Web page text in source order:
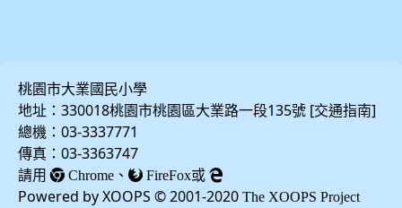
桃園市大業國民小學
地址：330018桃園市桃園區大業路一段135號 [交通指南]
總機：03-3337771
傳真：03-3363747
請用
Chrome 、 FireFox或
Powered by XOOPS © 2001-2020 The XOOPS Project